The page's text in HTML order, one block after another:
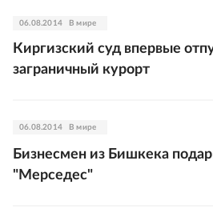
06.08.2014 В мире
Киргизский суд впервые
заграничный курорт
06.08.2014 В мире
Бизнесмен из Бишкека
"Мерседес"